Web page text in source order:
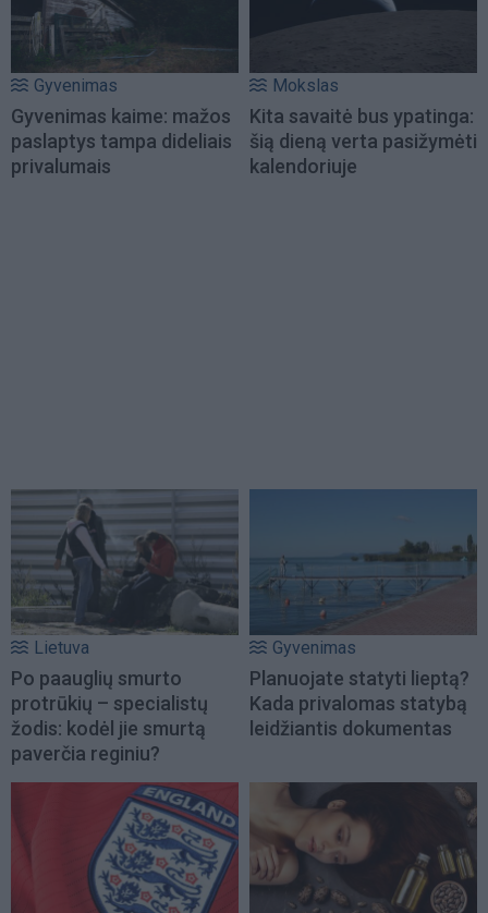
Gyvenimas
Gyvenimas kaime: mažos
paslaptys tampa dideliais
privalumais
Mokslas
Kita savaitė bus ypatinga:
šią dieną verta pasižymėti
kalendoriuje
Lietuva
Po paauglių smurto
protrūkių – specialistų
žodis: kodėl jie smurtą
paverčia reginiu?
Gyvenimas
Planuojate statyti lieptą?
Kada privalomas statybą
leidžiantis dokumentas